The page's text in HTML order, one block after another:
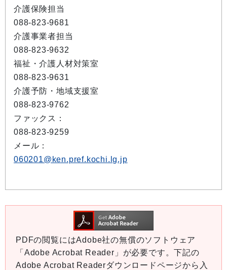
介護保険担当
088-823-9681
介護事業者担当
088-823-9632
福祉・介護人材対策室
088-823-9631
介護予防・地域支援室
088-823-9762
ファックス：
088-823-9259
メール：
060201@ken.pref.kochi.lg.jp
PDFの閲覧にはAdobe社の無償のソフトウェア
「Adobe Acrobat Reader」が必要です。下記の
Adobe Acrobat Readerダウンロードページから入